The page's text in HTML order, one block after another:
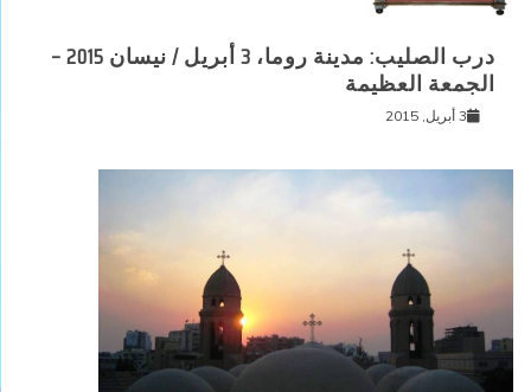
درب الصليب: مدينة روما، 3 أبريل / نيسان 2015 –
الجمعة العظيمة
3 أبريل, 2015